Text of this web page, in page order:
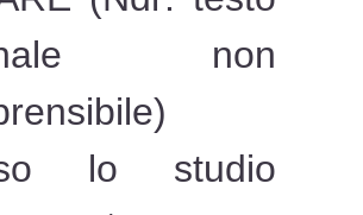
non
lo studio